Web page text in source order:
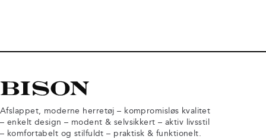
Afslappet, moderne herretøj – kompromisløs kvalitet
– enkelt design – modent & selvsikkert – aktiv livsstil
– komfortabelt og stilfuldt – praktisk & funktionelt.